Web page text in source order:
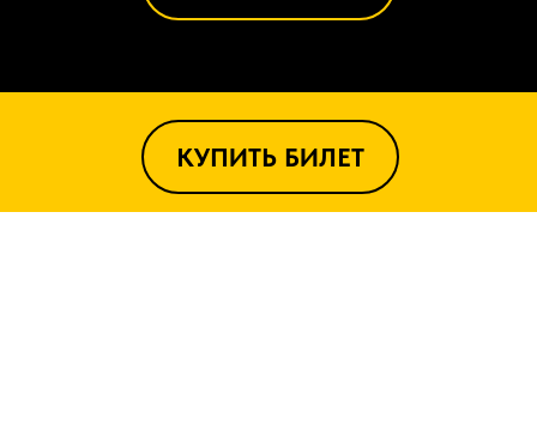
О НАС АРТИСТЫ
КУПИТЬ БИЛЕТ